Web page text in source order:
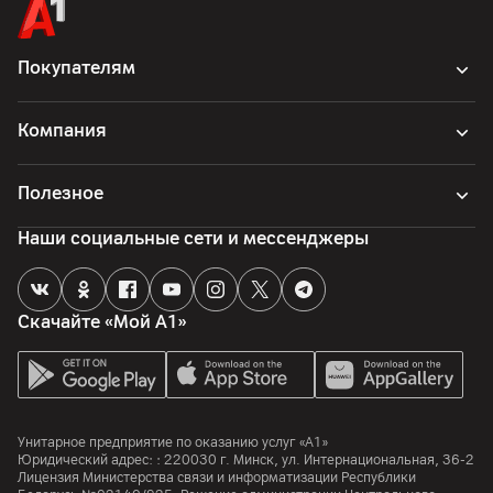
Страна производитель
Китай
Покупателям
Компания
Полезное
Скачайте «Мой А1»
Наши социальные сети и мессенджеры
Унитарное предприятие по оказанию услуг «А1»
Юридический адрес: : 220030 г. Минск, ул. Интернациональная, 36-2
Лицензия Министерства связи и информатизации Республики